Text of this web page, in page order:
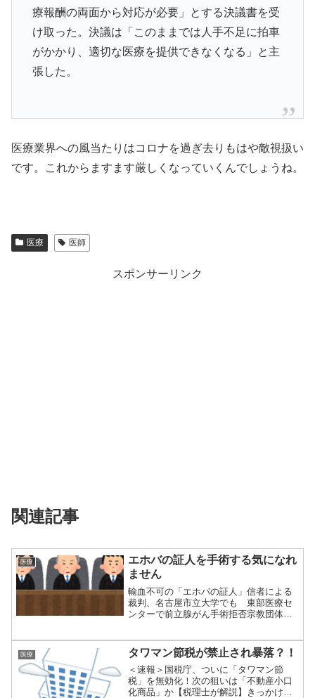
療報酬の両面から対応が必要」とする決議書を受
け取った。決議は「このままでは人手不足に拍車
がかかり、適切な医療を提供できなくなる」と主
張した。
医療業界への風当たりはコロナを過ぎ去りもはや敵視扱い
です。これからますます厳しくなっていくんでしょうね。
医療 医師
スポンサーリンク
関連記事
医療
エホバの証人を手術する気になれ
ません
輸血不可の「エホバの証人」信者による
裁判、名古屋市立大学でも 東部医療セ
ンターで前立腺がん手術拒否宗教団体
医療 タワマン節税が禁止され暴落？！
＜速報＞国税庁、ついに「タワマン節
税」を無効化！次の狙いは「不動産小口
化商品」か【税理士が解説】きっかけは